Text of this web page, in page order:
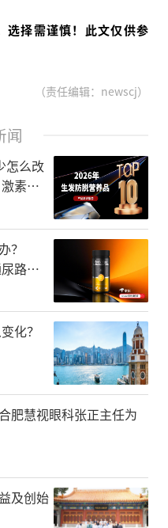
选择需谨慎！此文仅供参
（责任编辑：newscj）
闻
怎么改
素平
？
路梗
化？
肥慧视眼科张正主任为
及创始